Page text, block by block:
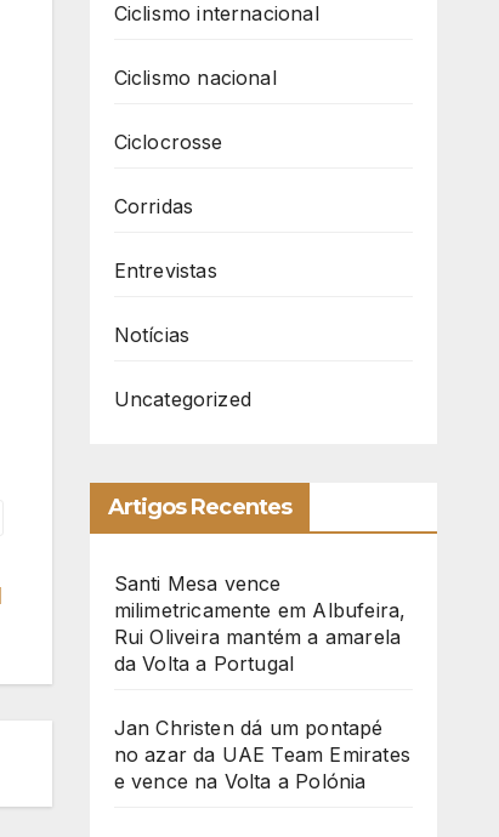
Ciclismo internacional
Ciclismo nacional
Ciclocrosse
Corridas
Entrevistas
Notícias
Uncategorized
Artigos Recentes
Santi Mesa vence
milimetricamente em Albufeira,
Rui Oliveira mantém a amarela
da Volta a Portugal
Jan Christen dá um pontapé
no azar da UAE Team Emirates
e vence na Volta a Polónia